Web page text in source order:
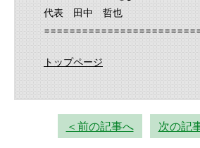
代表 田中 哲也
トップページ
＜前の記事へ 次の記